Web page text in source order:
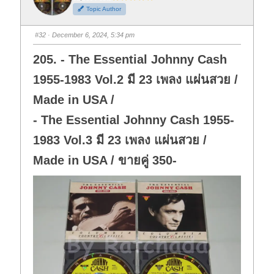
h
u
m
d
o
n
.
h
u
m
u
p
Topic Author
#32 · December 6, 2024, 5:34 pm
205. - The Essential Johnny Cash
1955-1983 Vol.2 มี 23 เพลง แผ่นสวย /
Made in USA /
- The Essential Johnny Cash 1955-
1983 Vol.3 มี 23 เพลง แผ่นสวย /
Made in USA / ขายคู่ 350-